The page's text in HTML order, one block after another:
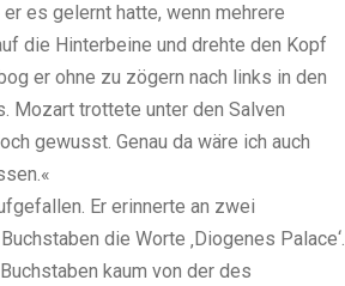
es gelernt hatte, wenn mehrere
die Hinterbeine und drehte den Kopf
er ohne zu zögern nach links in den
Mozart trottete unter den Salven
gewusst. Genau da wäre ich auch
Er erinnerte an zwei
die Worte ‚Diogenes Palace‘.
kaum von der des